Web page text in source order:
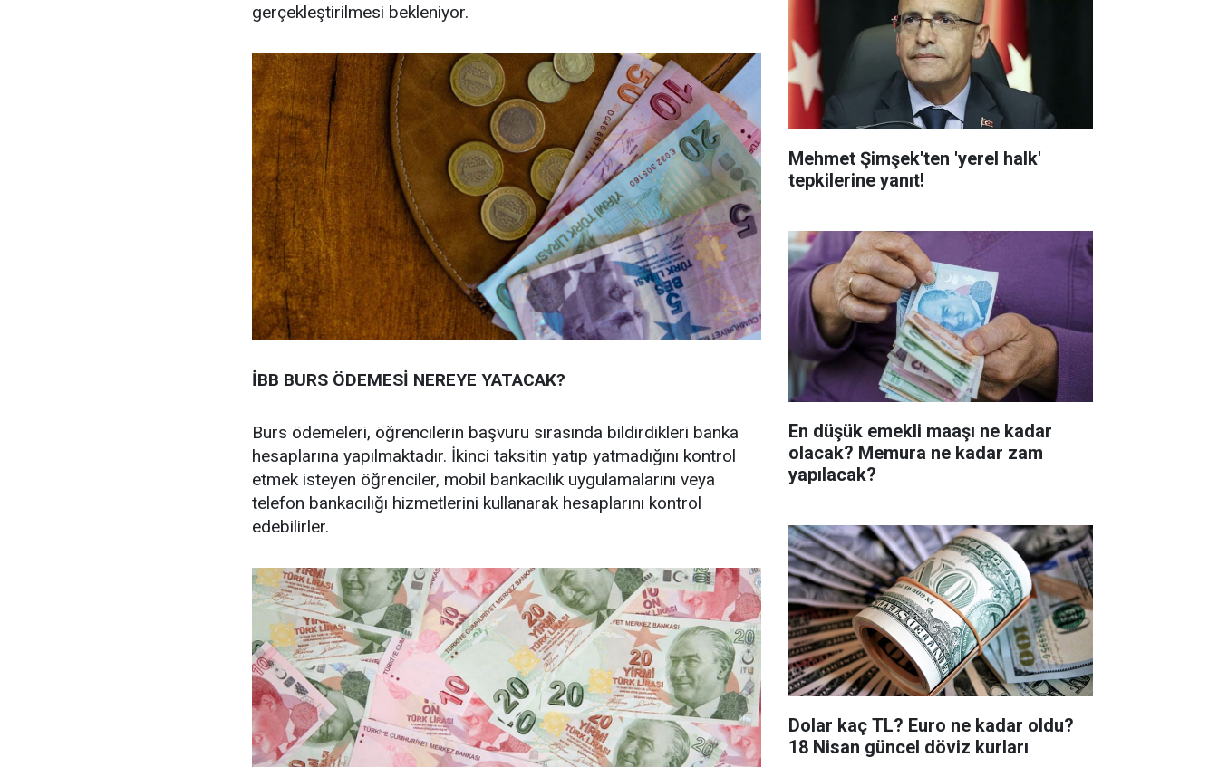
gerçekleştirilmesi bekleniyor.
İBB BURS ÖDEMESİ NEREYE YATACAK?
Burs ödemeleri, öğrencilerin başvuru sırasında bildirdikleri banka
hesaplarına yapılmaktadır. İkinci taksitin yatıp yatmadığını kontrol
etmek isteyen öğrenciler, mobil bankacılık uygulamalarını veya
telefon bankacılığı hizmetlerini kullanarak hesaplarını kontrol
edebilirler.
Mehmet Şimşek'ten 'yerel halk'
tepkilerine yanıt!
En düşük emekli maaşı ne kadar
olacak? Memura ne kadar zam
yapılacak?
Dolar kaç TL? Euro ne kadar oldu?
18 Nisan güncel döviz kurları